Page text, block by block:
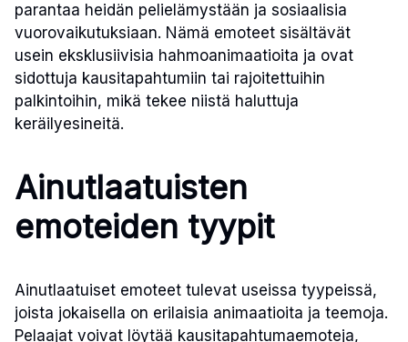
parantaa heidän pelielämystään ja sosiaalisia
vuorovaikutuksiaan. Nämä emoteet sisältävät
usein eksklusiivisia hahmoanimaatioita ja ovat
sidottuja kausitapahtumiin tai rajoitettuihin
palkintoihin, mikä tekee niistä haluttuja
keräilyesineitä.
Ainutlaatuisten
emoteiden tyypit
Ainutlaatuiset emoteet tulevat useissa tyypeissä,
joista jokaisella on erilaisia animaatioita ja teemoja.
Pelaajat voivat löytää kausitapahtumaemoteja,